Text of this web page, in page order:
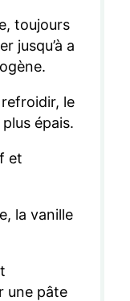
toujours
jusqu’à a
le
épais.
et
la vanille
une pâte